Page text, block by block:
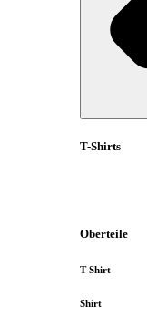
T-Shirts
Oberteile
T-Shirt
Shirt